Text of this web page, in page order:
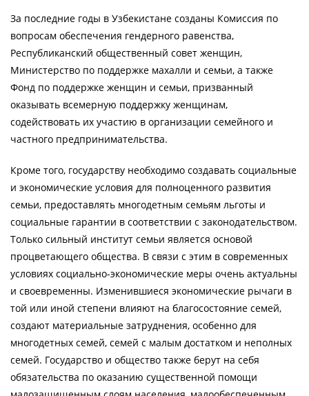
За последние годы в Узбекистане созданы Комиссия по
вопросам обеспечения гендерного равенства,
Республиканский общественный совет женщин,
Министерство по поддержке махалли и семьи, а также
Фонд по поддержке женщин и семьи, призванный
оказывать всемерную поддержку женщинам,
содействовать их участию в организации семейного и
частного предпринимательства.
Кроме того, государству необходимо создавать социальные
и экономические условия для полноценного развития
семьи, предоставлять многодетным семьям льготы и
социальные гарантии в соответствии с законодательством.
Только сильный институт семьи является основой
процветающего общества. В связи с этим в современных
условиях социально-экономические меры очень актуальны
и своевременны. Изменившиеся экономические рычаги в
той или иной степени влияют на благосостояние семей,
создают материальные затруднения, особенно для
многодетных семей, семей с малым достатком и неполных
семей. Государство и общество также берут на себя
обязательства по оказанию сущест­венной помощи